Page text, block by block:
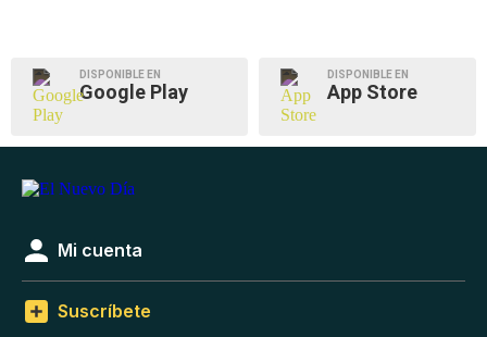
DISPONIBLE EN
Google Play
DISPONIBLE EN
App Store
Mi cuenta
Suscríbete